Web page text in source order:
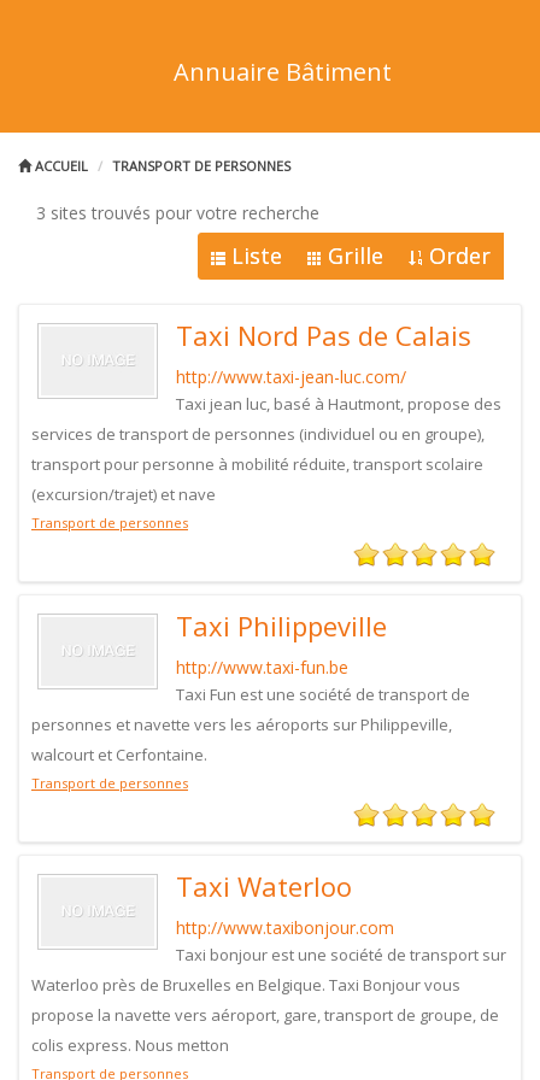
Annuaire Bâtiment
ACCUEIL TRANSPORT DE PERSONNES
3 sites trouvés pour votre recherche
Liste Grille Order
Taxi Nord Pas de Calais
http://www.taxi-jean-luc.com/
Taxi jean luc, basé à Hautmont, propose des
services de transport de personnes (individuel ou en groupe),
transport pour personne à mobilité réduite, transport scolaire
(excursion/trajet) et nave
Transport de personnes
Taxi Philippeville
http://www.taxi-fun.be
Taxi Fun est une société de transport de
personnes et navette vers les aéroports sur Philippeville,
walcourt et Cerfontaine.
Transport de personnes
Taxi Waterloo
http://www.taxibonjour.com
Taxi bonjour est une société de transport sur
Waterloo près de Bruxelles en Belgique. Taxi Bonjour vous
propose la navette vers aéroport, gare, transport de groupe, de
colis express. Nous metton
Transport de personnes